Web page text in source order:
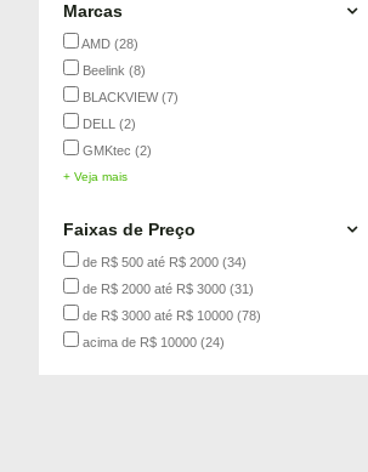
Marcas
AMD (28)
Beelink (8)
BLACKVIEW(7)
DELL (2)
GMKtec (2)
+ Veja mais
Faixas de Preço
de R$ 500 até R$ 2000 (34)
de R$ 2000 até R$ 3000 (31)
de R$ 3000 até R$ 10000 (78)
acima de R$ 10000 (24)